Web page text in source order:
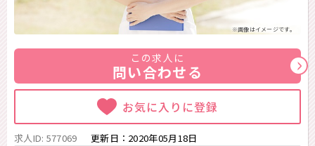
※画像はイメージです。
この求人に
問い合わせる
お気に入りに登録
求人ID: 577069 更新日： 2020年05月18日